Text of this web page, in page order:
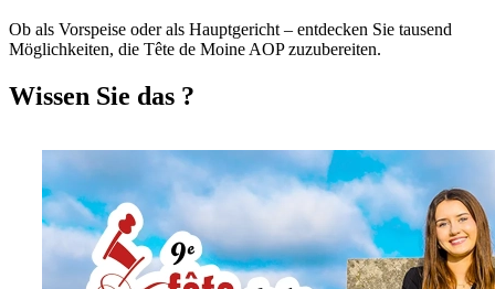
Ob als Vorspeise oder als Hauptgericht – entdecken Sie tausend
Möglichkeiten, die Tête de Moine AOP zuzubereiten.
Wissen Sie das ?